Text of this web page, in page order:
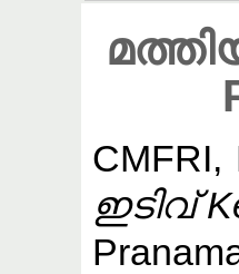
CMFRI,
ഇടിവ്